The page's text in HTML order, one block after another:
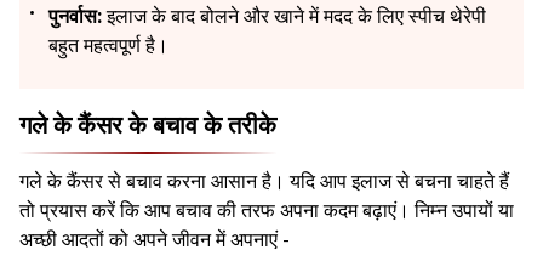
पुनर्वास:इलाज के बाद बोलने और खाने में मदद के लिए स्पीच थेरेपी
बहुत महत्वपूर्ण है।
गले के कैंसर के बचाव के तरीके
गले के कैंसर से बचाव करना आसान है। यदि आप इलाज से बचना चाहते हैं
तो प्रयास करें कि आप बचाव की तरफ अपना कदम बढ़ाएं। निम्न उपायों या
अच्छी आदतों को अपने जीवन में अपनाएं -